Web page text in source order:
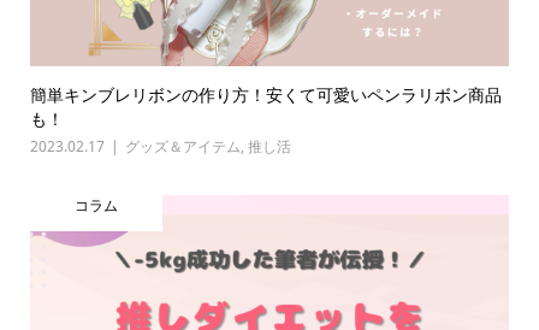
簡単キンブレリボンの作り方！安くて可愛いペンラリボン商品
も！
2023.02.17 グッズ＆アイテム, 推し活
コラム